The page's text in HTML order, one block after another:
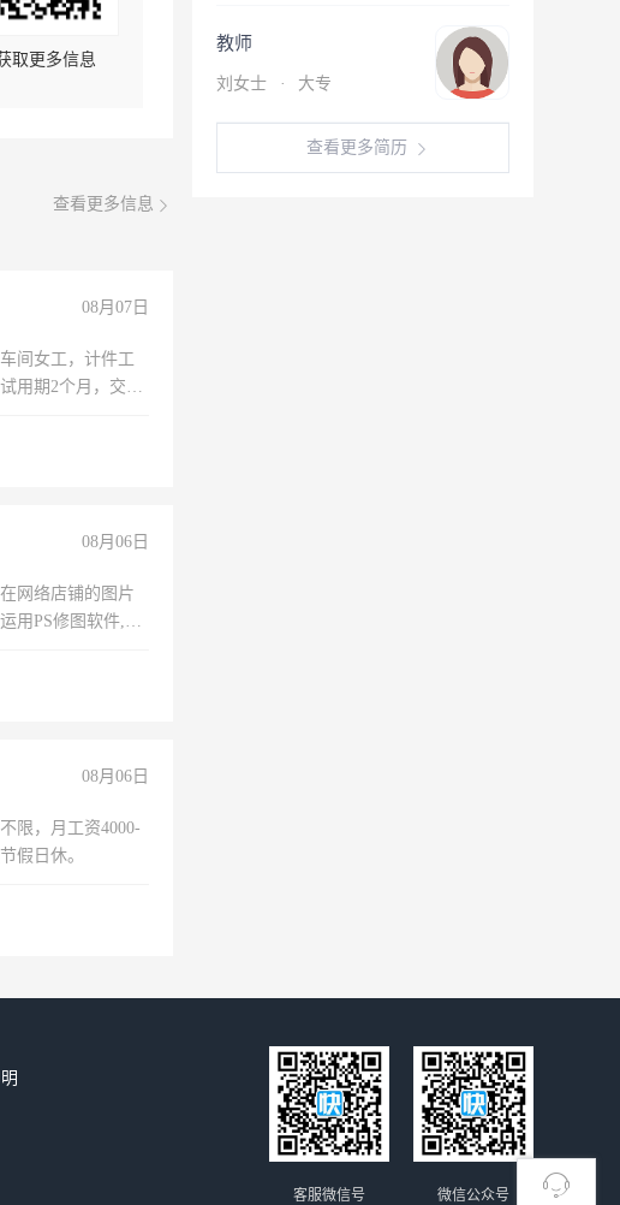
取更多信息
查看更多信息
08月07日
间女工，计件工
用期2个月，交五
08月06日
网络店铺的图片
用PS修图软件,工
08月06日
限，月工资4000-
假日休。
教师
刘女士 · 大专
查看更多简历
微信公众号
客服微信号